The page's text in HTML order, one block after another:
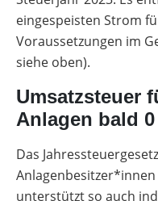
eingespeisten Strom
Voraussetzungen im
siehe oben).
Umsatzsteuer
Anlagen bald 0
Das
unterstützt so auch